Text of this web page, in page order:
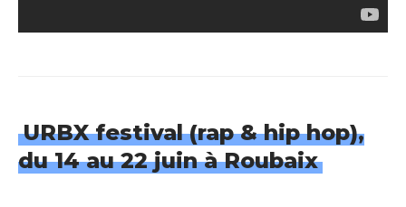
URBX festival (rap & hip hop),
du 14 au 22 juin à Roubaix